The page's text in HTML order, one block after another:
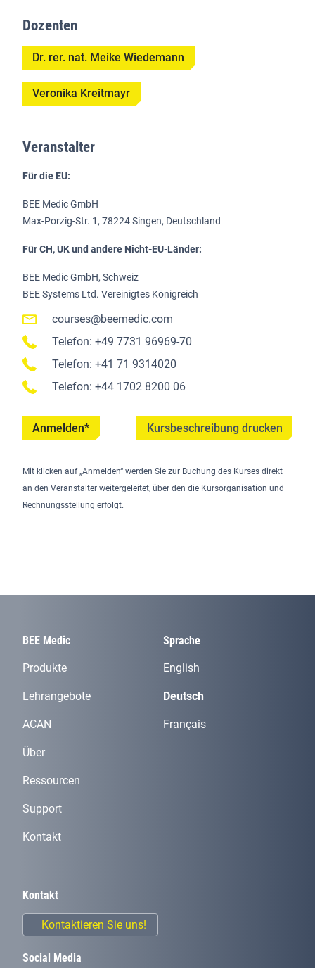
Dozenten
Dr. rer. nat. Meike Wiedemann
Veronika Kreitmayr
Veranstalter
Für die EU:
BEE Medic GmbH
Max-Porzig-Str. 1, 78224 Singen, Deutschland
Für CH, UK und andere Nicht-EU-Länder:
BEE Medic GmbH, Schweiz
BEE Systems Ltd. Vereinigtes Königreich
courses@beemedic.com
Telefon: +49 7731 96969-70
Telefon: +41 71 9314020
Telefon: +44 1702 8200 06
Anmelden* Kursbeschreibung drucken
Mit klicken auf „Anmelden“ werden Sie zur Buchung des Kurses direkt
an den Veranstalter weitergeleitet, über den die Kursorganisation und
Rechnungsstellung erfolgt.
BEE Medic
Produkte
Lehrangebote
ACAN
Über
Ressourcen
Support
Kontakt
Sprache
English
Deutsch
Français
Kontakt
Kontaktieren Sie uns!
Social Media